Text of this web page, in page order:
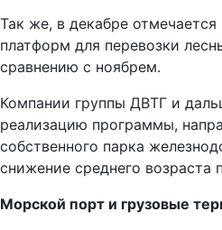
Так же, в декабре
платформ для перевозки
сравнению с ноябрем.
Компании группы ДВТГ и
реализацию программы,
собственного парка
снижение среднего возраста
Морской порт и грузовые